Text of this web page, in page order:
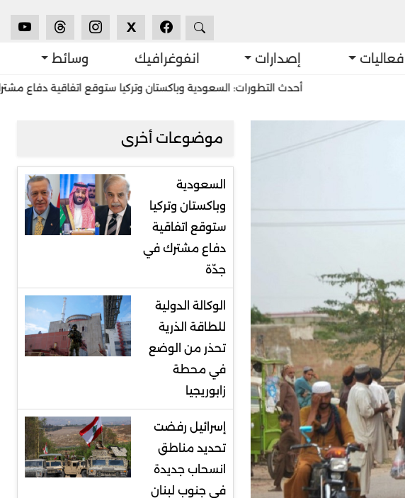
X
فعاليات إصدارات انفوغرافيك وسائط
أحدث التطورات: السعودية وباكستان وتركيا ستوقع اتفاقية دفاع مشترك في جدّة
موضوعات أخرى
السعودية
وباكستان وتركيا
ستوقع اتفاقية
دفاع مشترك في
جدّة
الوكالة الدولية
للطاقة الذرية
تحذر من الوضع
في محطة
زابوريجيا
إسرائيل رفضت
تحديد مناطق
انسحاب جديدة
في جنوب لبنان